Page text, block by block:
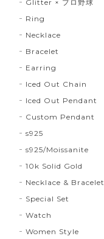
Glitter × プロ野球
Ring
Necklace
Bracelet
Earring
Iced Out Chain
Iced Out Pendant
Custom Pendant
s925
s925/Moissanite
10k Solid Gold
Necklace & Bracelet
Special Set
Watch
Women Style